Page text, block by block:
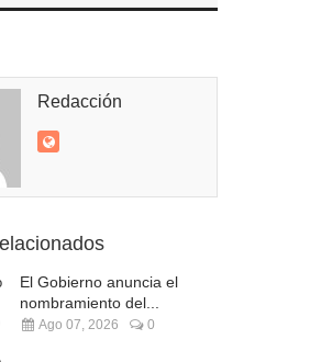
Redacción
El Gobierno anuncia el
nombramiento del...
Ago 07, 2026 0